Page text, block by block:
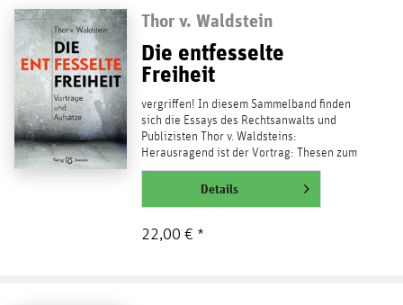
Thor v. Waldstein
Die entfesselte
Freiheit
vergriffen! In diesem Sammelband finden
sich die Essays des Rechtsanwalts und
Publizisten Thor v. Waldsteins:
Herausragend ist der Vortrag: Thesen zum
Islam – Die Debatte kann...
weiterlesenDetails
22,00 € *